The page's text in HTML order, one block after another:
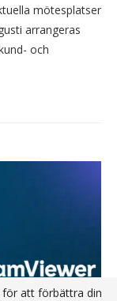
mötesplatser
arrangeras
och
för att förbättra din